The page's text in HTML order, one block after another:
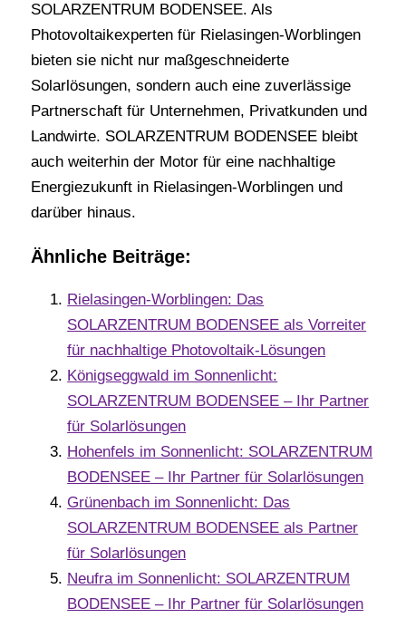
SOLARZENTRUM BODENSEE. Als
Photovoltaikexperten für Rielasingen-Worblingen
bieten sie nicht nur maßgeschneiderte
Solarlösungen, sondern auch eine zuverlässige
Partnerschaft für Unternehmen, Privatkunden und
Landwirte. SOLARZENTRUM BODENSEE bleibt
auch weiterhin der Motor für eine nachhaltige
Energiezukunft in Rielasingen-Worblingen und
darüber hinaus.
Ähnliche Beiträge:
Rielasingen-Worblingen: Das
SOLARZENTRUM BODENSEE als Vorreiter
für nachhaltige Photovoltaik-Lösungen
Königseggwald im Sonnenlicht:
SOLARZENTRUM BODENSEE – Ihr Partner
für Solarlösungen
Hohenfels im Sonnenlicht: SOLARZENTRUM
BODENSEE – Ihr Partner für Solarlösungen
Grünenbach im Sonnenlicht: Das
SOLARZENTRUM BODENSEE als Partner
für Solarlösungen
Neufra im Sonnenlicht: SOLARZENTRUM
BODENSEE – Ihr Partner für Solarlösungen